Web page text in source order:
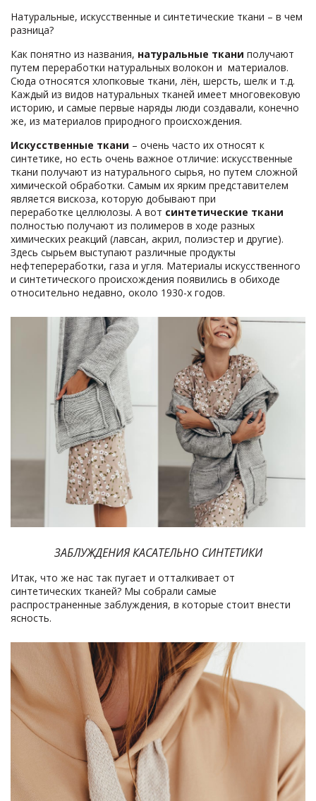
Натуральные, искусственные и синтетические ткани – в чем
разница?
Как понятно из названия, натуральные ткани получают
путем переработки натуральных волокон и материалов.
Сюда относятся хлопковые ткани, лён, шерсть, шелк и т.д.
Каждый из видов натуральных тканей имеет многовековую
историю, и самые первые наряды люди создавали, конечно
же, из материалов природного происхождения.
Искусственные ткани – очень часто их относят к
синтетике, но есть очень важное отличие: искусственные
ткани получают из натурального сырья, но путем сложной
химической обработки. Самым их ярким представителем
является вискоза, которую добывают при
переработке целлюлозы. А вот синтетические ткани
полностью получают из полимеров в ходе разных
химических реакций (лавсан, акрил, полиэстер и другие).
Здесь сырьем выступают различные продукты
нефтепереработки, газа и угля. Материалы искусственного
и синтетического происхождения появились в обиходе
относительно недавно, около 1930-х годов.
ЗАБЛУЖДЕНИЯ КАСАТЕЛЬНО СИНТЕТИКИ
Итак, что же нас так пугает и отталкивает от
синтетических тканей? Мы собрали самые
распространенные заблуждения, в которые стоит внести
ясность.